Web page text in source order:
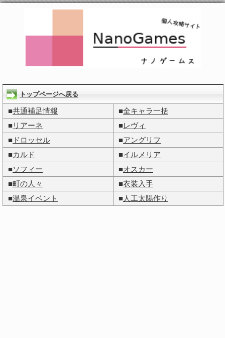
トップページへ戻る
■共通補足情報 ■全キャラ一括
■リアーネ ■レヴィ
■ ドロッセル ■アングリフ
■カルド ■イルメリア
■ソフィー ■オスカー
■町の人々 ■衣装入手
■温泉イベント ■人工太陽作り